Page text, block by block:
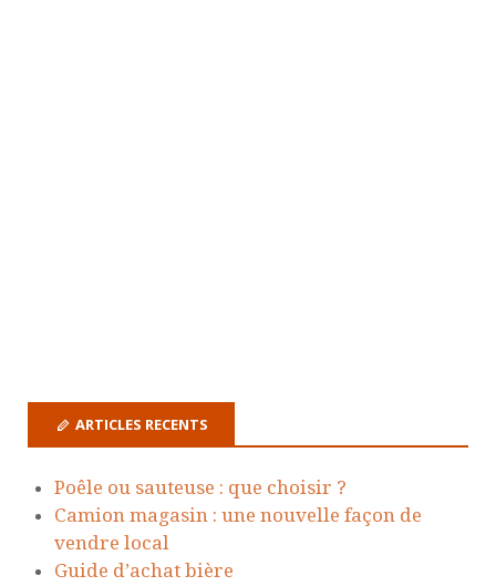
ARTICLES RECENTS
Poêle ou sauteuse : que choisir ?
Camion magasin : une nouvelle façon de
vendre local
Guide d’achat bière